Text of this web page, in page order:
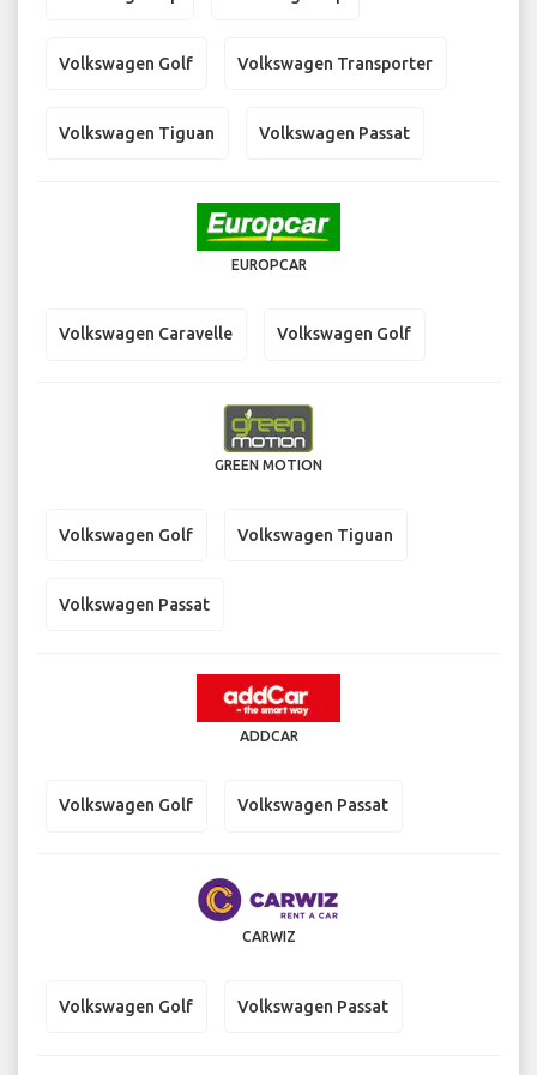
Volkswagen Golf Volkswagen Transporter
Volkswagen Tiguan Volkswagen Passat
EUROPCAR
Volkswagen Caravelle Volkswagen Golf
GREEN MOTION
Volkswagen Golf Volkswagen Tiguan
Volkswagen Passat
ADDCAR
Volkswagen Golf Volkswagen Passat
CARWIZ
Volkswagen Golf Volkswagen Passat